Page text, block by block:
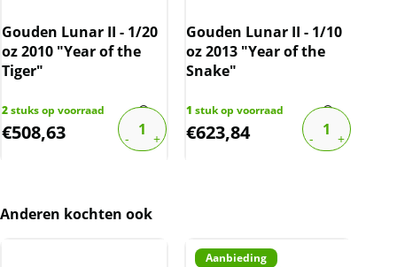
Gouden Lunar II - 1/20
oz 2010 "Year of the
Tiger"
2stuks op voorraad
€508,63
Gouden Lunar II - 1/10
oz 2013 "Year of the
Snake"
1 stuk op voorraad
€623,84
Anderen kochten ook
Aanbieding